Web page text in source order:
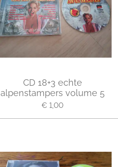
CD 18+3 echte
alpenstampers volume 5
€ 1,00